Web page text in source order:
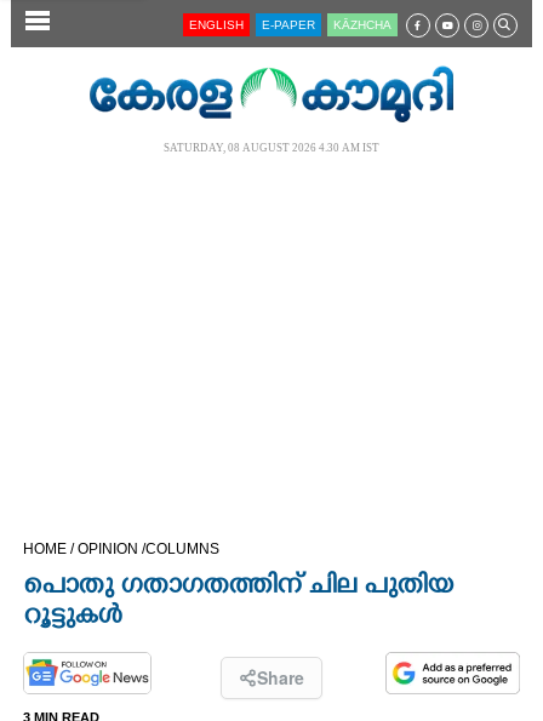
SECTIONS
OPINION
ENGLISH E-PAPER KĀZHCHA
SATURDAY, 08 AUGUST 2026 4.30 AM IST
HOME /OPINION /COLUMNS
പൊതു ഗതാഗതത്തിന് ചില പുതിയ
റൂട്ടുകൾ
Share
3 MIN READ